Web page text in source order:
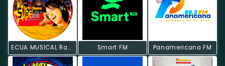
ECUA MUSICAL Radio Smart FM Panamericana FM